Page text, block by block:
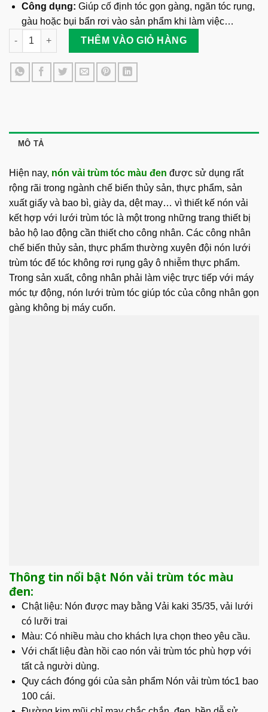
Công dụng: Giúp cố định tóc gọn gàng, ngăn tóc rụng,
gàu hoặc bụi bẩn rơi vào sản phẩm khi làm việc…
Nón Vải Trùm Tóc Màu Đen số lượng
THÊM VÀO GIỎ HÀNG
MÔ TẢ
Hiện nay, nón vải trùm tóc màu đen được sử dụng rất
rộng rãi trong ngành chế biến thủy sản, thực phẩm, sản
xuất giấy và bao bì, giày da, dệt may… vì thiết kế nón vải
kết hợp với lưới trùm tóc là một trong những trang thiết bị
bảo hộ lao động cần thiết cho công nhân. Các công nhân
chế biến thủy sản, thực phẩm thường xuyên đội nón lưới
trùm tóc để tóc không rơi rụng gây ô nhiễm thực phẩm.
Trong sản xuất, công nhân phải làm việc trực tiếp với máy
móc tự động, nón lưới trùm tóc giúp tóc của công nhân gọn
gàng không bị máy cuốn.
Thông tin nổi bật Nón vải trùm tóc màu
đen:
Chật liệu: Nón được may bằng Vải kaki 35/35, vải lưới
có lưỡi trai
Màu: Có nhiều màu cho khách lựa chọn theo yêu cầu.
Với chất liệu đàn hồi cao nón vải trùm tóc phù hợp với
tất cả người dùng.
Quy cách đóng gói của sản phẩm Nón vải trùm tóc1 bao
100 cái.